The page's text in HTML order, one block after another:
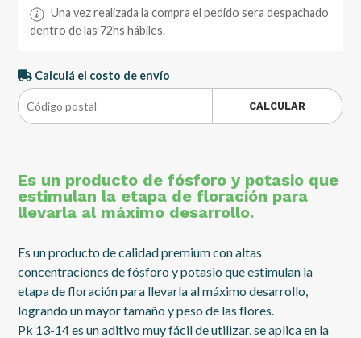
Una vez realizada la compra el pedido sera despachado
dentro de las 72hs hábiles.
Calculá el costo de envío
CALCULAR
Es un producto de fósforo y potasio que
estimulan la etapa de floración para
llevarla al máximo desarrollo.
Es un producto de calidad premium con altas
concentraciones de fósforo y potasio que estimulan la
etapa de floración para llevarla al máximo desarrollo,
logrando un mayor tamaño y peso de las flores.
Pk 13-14 es un aditivo muy fácil de utilizar, se aplica en la